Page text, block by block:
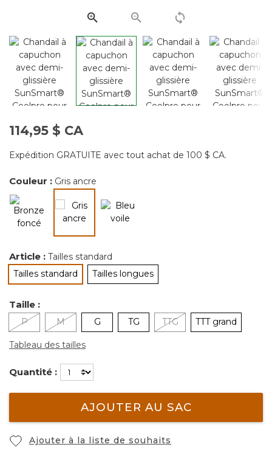
114,95 $ CA
Expédition GRATUITE avec tout achat de 100 $ CA.
Couleur : Gris ancre
Article : Tailles standard
Tailles standard
sélectionné
Tailles longues
Taille :
P M G TG TTG TTT grand
Tableau des tailles
Quantité :
AJOUTER AU SAC
Ajouter à la liste de souhaits